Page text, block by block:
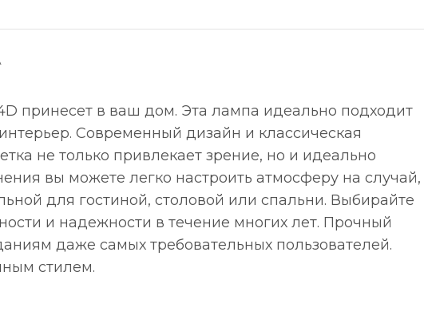
принесет в ваш дом. Эта лампа идеально подходит
Современный дизайн и классическая
не только привлекает зрение, но и идеально
вы можете легко настроить атмосферу на случай,
для гостиной, столовой или спальни. Выбирайте
и надежности в течение многих лет. Прочный
даже самых требовательных пользователей.
стилем.